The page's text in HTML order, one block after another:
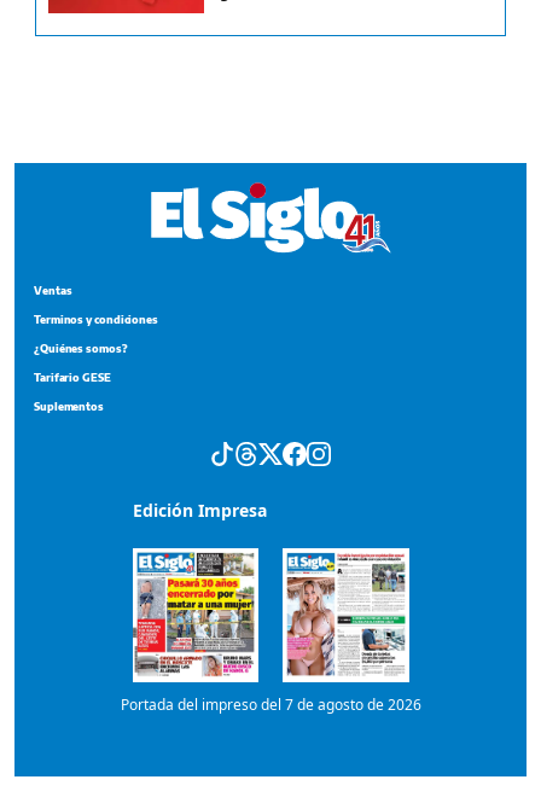
Suplementos
Portada del impreso del 7 de agosto de 2026